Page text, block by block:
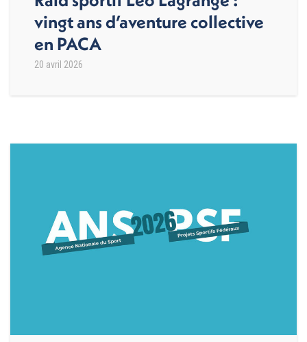
vingt ans d’aventure collective
en PACA
20 avril 2026